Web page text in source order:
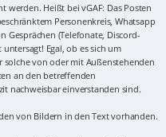
werden. Heißt bei vGAF: Das Posten
Personenkreis, Whatsapp
Gesprächen (Telefonate, Discord-
Egal, ob es sich um
von oder mit Außenstehenden
an den betreffenden
nachweisbar einverstanden sind.
von Bildern in den Text vorhanden.